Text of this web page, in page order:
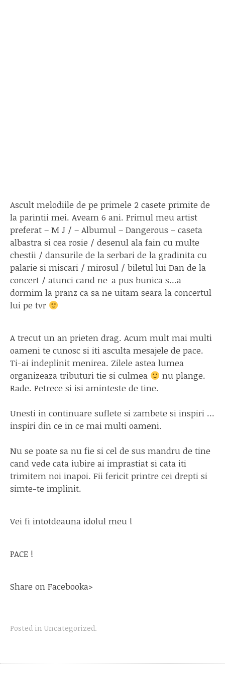
Ascult melodiile de pe primele 2 casete primite de
la parintii mei. Aveam 6 ani. Primul meu artist
preferat – M J / – Albumul – Dangerous – caseta
albastra si cea rosie / desenul ala fain cu multe
chestii / dansurile de la serbari de la gradinita cu
palarie si miscari / mirosul / biletul lui Dan de la
concert / atunci cand ne-a pus bunica s…a
dormim la pranz ca sa ne uitam seara la concertul
lui pe tvr
A trecut un an prieten drag. Acum mult mai multi
oameni te cunosc si iti asculta mesajele de pace.
Ti-ai indeplinit menirea. Zilele astea lumea
organizeaza tributuri tie si culmea
nu plange.
Rade. Petrece si isi aminteste de tine.
Unesti in continuare suflete si zambete si inspiri …
inspiri din ce in ce mai multi oameni.
Nu se poate sa nu fie si cel de sus mandru de tine
cand vede cata iubire ai imprastiat si cata iti
trimitem noi inapoi. Fii fericit printre cei drepti si
simte-te implinit.
Vei fi intotdeauna idolul meu !
PACE !
Share on Facebooka>
Posted in Uncategorized.